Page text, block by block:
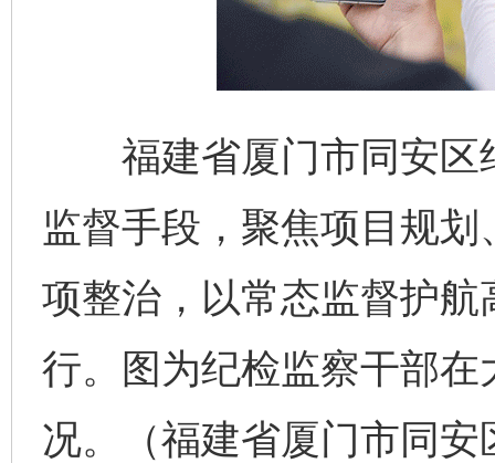
福建省厦门市同安区
监督手段，聚焦项目规
项整治，以常态监督护
行。图为纪检监察干部
况。（福建省厦门市同